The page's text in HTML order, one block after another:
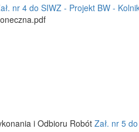
nr 4 do SIWZ - Projekt BW -
i Odbioru Robót Zał. nr 5